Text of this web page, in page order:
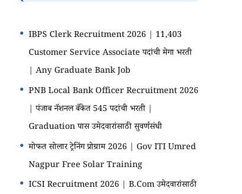
IBPS Clerk Recruitment 2026 | 11,403
Customer Service Associate पदांची मेगा भरती
| Any Graduate Bank Job
PNB Local Bank Officer Recruitment 2026
| पंजाब नॅशनल बँकेत 545 पदांची भरती |
Graduation पास उमेदवारांसाठी सुवर्णसंधी
मोफत सोलार ट्रेनिंग प्रोग्राम 2026 | Gov ITI Umred
Nagpur Free Solar Training
ICSI Recruitment 2026 | B.Com उमेदवारांसाठी